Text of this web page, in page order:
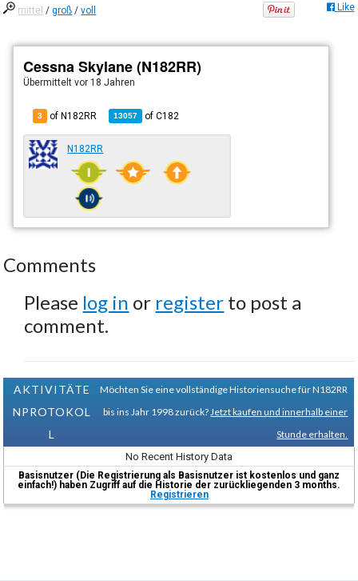
mittel /groß /voll Like
Cessna Skylane (N182RR)
Übermitteltvor 18 Jahren
3 of N182RR 13057 ofC182
N182RR
Comments
Please log in or register to post a
comment.
AKTIVITÄTE
NPROTOKOL
L
Möchten Sie eine vollständige Historiensuche für N182RR
bis ins Jahr 1998 zurück? Jetzt kaufen und innerhalb einer
Stunde erhalten.
No Recent History Data
Basisnutzer (Die Registrierung als Basisnutzer ist kostenlos und ganz
einfach!) haben Zugriff auf die Historie der zurückliegenden 3 months.
Registrieren